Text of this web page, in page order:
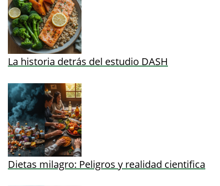
La historia detrás del estudio DASH
Dietas milagro: Peligros y realidad cientifica